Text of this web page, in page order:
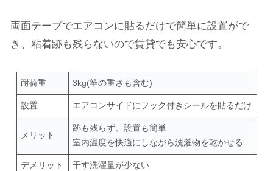
両面テープでエアコンに貼るだけで簡単に設置がで
き、粘着跡も残らないので賃貸でも安心です。
耐荷重 3kg(竿の重さも含む)
設置 エアコンサイドにフック付きシールを貼るだけ
メリット
跡も残らず、設置も簡単
室内温度を快適にしながら洗濯物を乾かせる
デメリット 干す洗濯量が少ない